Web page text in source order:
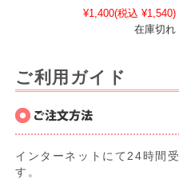
¥1,400(税込 ¥1,540)
在庫切れ
ご利用ガイド
インターネットにて24時間
す。